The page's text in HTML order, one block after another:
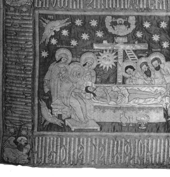
Наследники
Главная Галерея Храмы-мученики
Свято-Троицкий
Свято-Троицкий собор Архангельска